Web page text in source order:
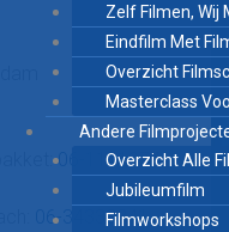
Zelf Filmen, Wij
Eindfilm Met
Overzicht
Masterclass
Andere
Overzicht Alle
Jubileumfilm
Filmworkshops
06-11410741
06-34333341